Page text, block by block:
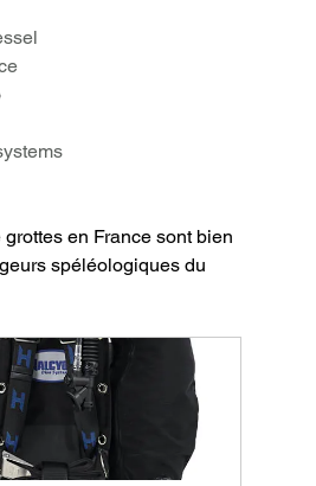
en France sont bien
spéléologiques du